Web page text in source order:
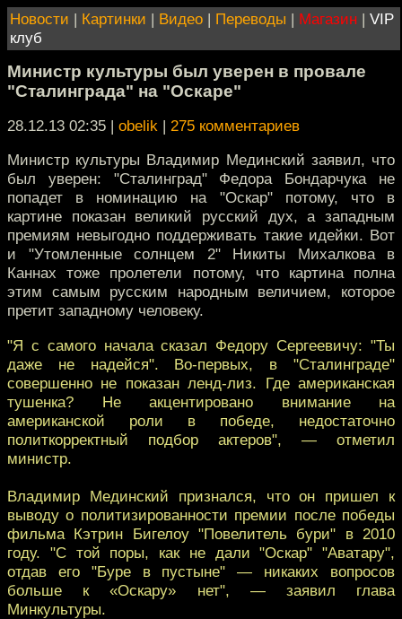
Новости | Картинки | Видео | Переводы | Магазин | VIP
клуб
Министр культуры был уверен в провале
"Сталинграда" на "Оскаре"
28.12.13 02:35 | obelik | 275 комментариев
Министр культуры Владимир Мединский заявил, что
был уверен: "Сталинград" Федора Бондарчука не
попадет в номинацию на "Оскар" потому, что в
картине показан великий русский дух, а западным
премиям невыгодно поддерживать такие идейки. Вот
и "Утомленные солнцем 2" Никиты Михалкова в
Каннах тоже пролетели потому, что картина полна
этим самым русским народным величием, которое
претит западному человеку.
"Я с самого начала сказал Федору Сергеевичу: "Ты
даже не надейся". Во-первых, в "Сталинграде"
совершенно не показан ленд-лиз. Где американская
тушенка? Не акцентировано внимание на
американской роли в победе, недостаточно
политкорректный подбор актеров", — отметил
министр.
Владимир Мединский признался, что он пришел к
выводу о политизированности премии после победы
фильма Кэтрин Бигелоу "Повелитель бури" в 2010
году. "С той поры, как не дали "Оскар" "Аватару",
отдав его "Буре в пустыне" — никаких вопросов
больше к «Оскару» нет", — заявил глава
Минкультуры.